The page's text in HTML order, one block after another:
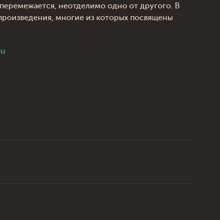
неотделимо одно от другого. В
многие из которых посвящены